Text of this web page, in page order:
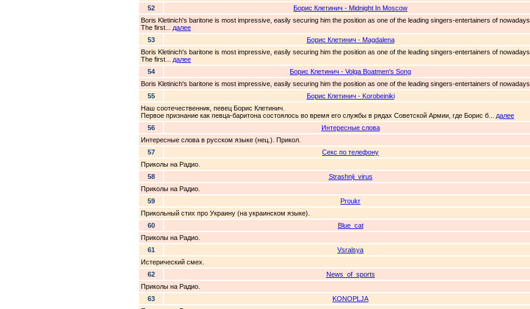
52
Борис Клетинич - Midnight In Moscow
Boris Kletinich's baritone is most impressive, easily securing him the position as one of the leading singers-entertainers of nowadays.
The first... далее
53
Борис Клетинич - Magdalena
Boris Kletinich's baritone is most impressive, easily securing him the position as one of the leading singers-entertainers of nowadays.
The first... далее
54
Борис Клетинич - Volga Boatmen's Song
Boris Kletinich's baritone is most impressive, easily securing him the position as one of the leading singers-entertainers of nowadays.
55
Борис Клетинич - Korobeiniki
Наш соотечественник, певец Борис Клетинич.
Первое признание как певца-баритона состоялось во время его службы в рядах Советской Армии, где Борис б... далее
56
Интересные слова
Интересные слова в русском языке (нец.). Прикол.
57
Секс по телефону
Приколы на Радио.
58
Strashnij_virus
Приколы на Радио.
59
Proukr
Прикольный стих про Украину (на украинском языке).
60
Blue_cat
Приколы на Радио.
61
Vsralsya
Истерический смех.
62
News_of_sports
Приколы на Радио.
63
KONOPLJA